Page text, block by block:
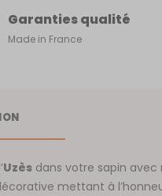
Garanties qualité
Made in France
Uzès dans votre sapin avec
mettant à